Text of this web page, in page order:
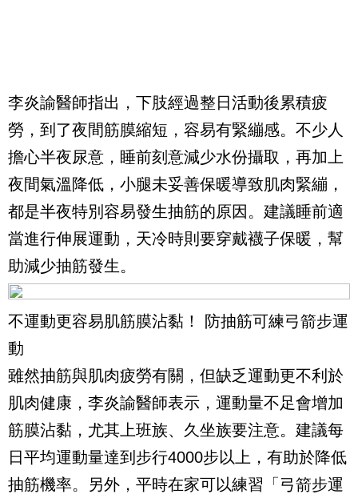
李炎諭醫師指出，下肢經過整日活動後累積疲
勞，到了夜間筋膜縮短，容易有緊繃感。不少人
擔心半夜尿意，睡前刻意減少水份攝取，再加上
夜間氣溫降低，小腿未妥善保暖導致肌肉緊繃，
都是半夜特別容易發生抽筋的原因。建議睡前適
當進行伸展運動，天冷時則要穿戴襪子保暖，幫
助減少抽筋發生。
不運動更容易肌筋膜沾黏！ 防抽筋可練弓箭步運
動
雖然抽筋與肌肉疲勞有關，但缺乏運動更不利於
肌肉健康，李炎諭醫師表示，運動量不足會增加
筋膜沾黏，尤其上班族、久坐族要注意。建議每
日平均運動量達到步行4000步以上，有助於降低
抽筋機率。另外，平時在家可以練習「弓箭步運